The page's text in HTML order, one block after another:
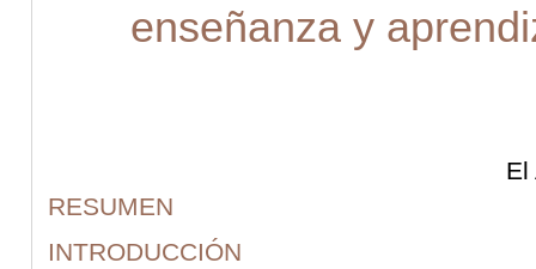
enseñanza y
El
RESUMEN
INTRODUCCIÓN